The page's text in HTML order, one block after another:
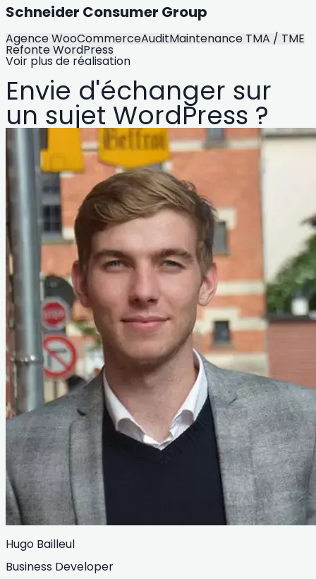
Schneider Consumer Group
Agence WooCommerceAuditMaintenance TMA / TME
Refonte WordPress
Voir plus de réalisation
Envie d'échanger sur
un sujet WordPress ?
Hugo Bailleul
Business Developer